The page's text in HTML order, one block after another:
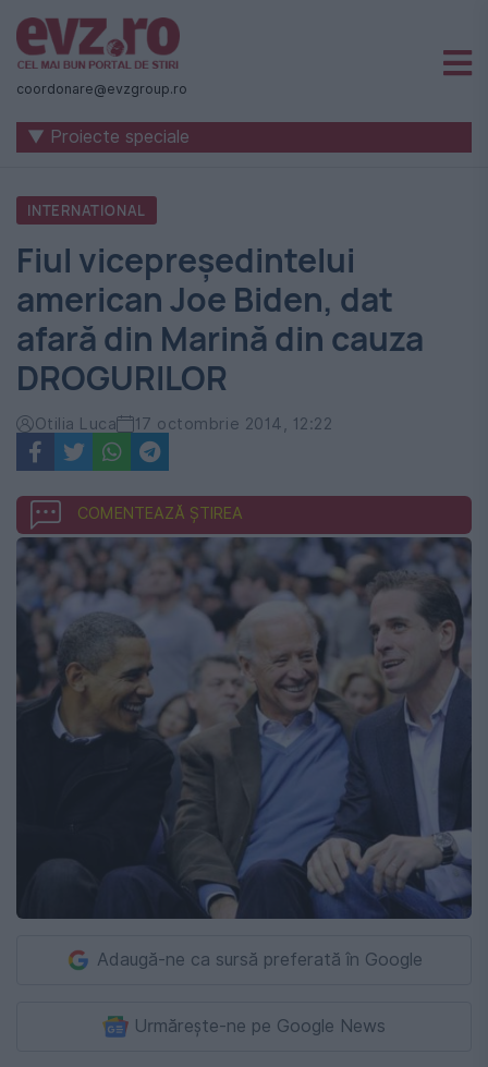
Știri
naționale
internaționale
România
-
Evenimentul
Zilei
coordonare@evzgroup.ro
▼ Proiecte speciale
INTERNATIONAL
Fiul vicepreședintelui
american Joe Biden, dat
afară din Marină din cauza
DROGURILOR
Otilia Luca 17 octombrie 2014, 12:22
COMENTEAZĂ ȘTIREA
Adaugă-ne ca sursă preferată în Google
Urmărește-ne pe Google News